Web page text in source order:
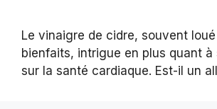
Le vinaigre de cidre, souvent
bienfaits, intrigue en plus quant
sur la santé cardiaque. Est-il un